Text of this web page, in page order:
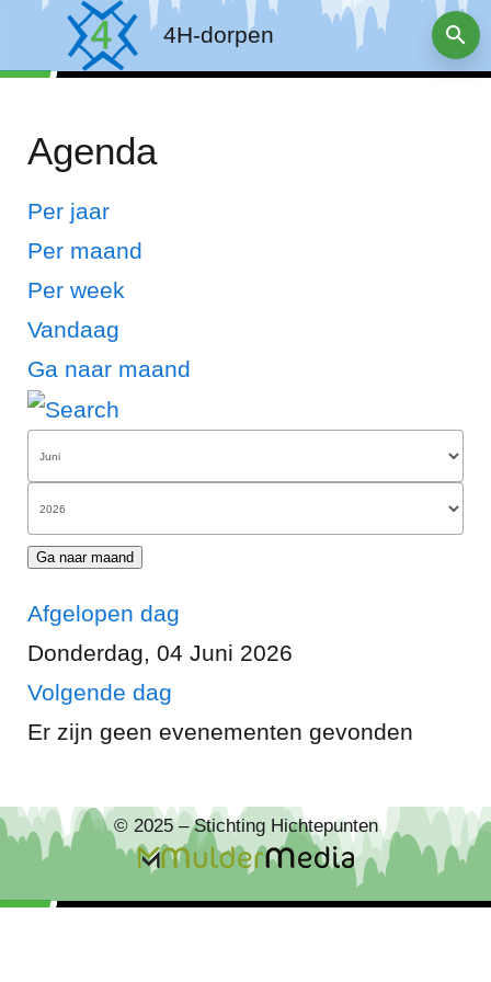
4H-dorpen
Agenda
Per jaar
Per maand
Per week
Vandaag
Ga naar maand
Ga naar maand
Afgelopen dag
Donderdag, 04 Juni 2026
Volgende dag
Er zijn geen evenementen gevonden
© 2025 – Stichting Hichtepunten